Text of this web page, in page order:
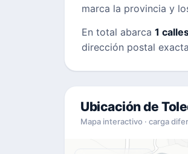
marca la provincia y
En total abarca 1
dirección postal
Ubicación de
Mapa interactivo · carga